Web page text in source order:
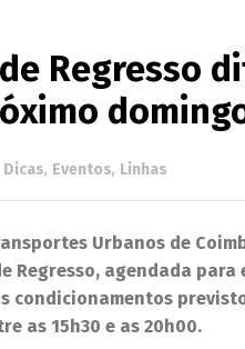
Regresso
Dicas, Eventos, Linhas
Urbanos de
Regresso, agendada
condicionamentos
as 15h30 e as 20h00.